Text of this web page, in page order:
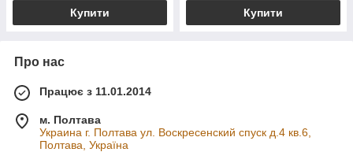
Купити Купити
Про нас
Працює з 11.01.2014
м. Полтава
Украина г. Полтава ул. Воскресенский спуск д.4 кв.6,
Полтава, Україна